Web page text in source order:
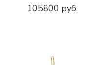
105800 руб.